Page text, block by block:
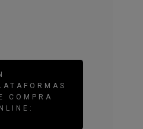
COMPRA